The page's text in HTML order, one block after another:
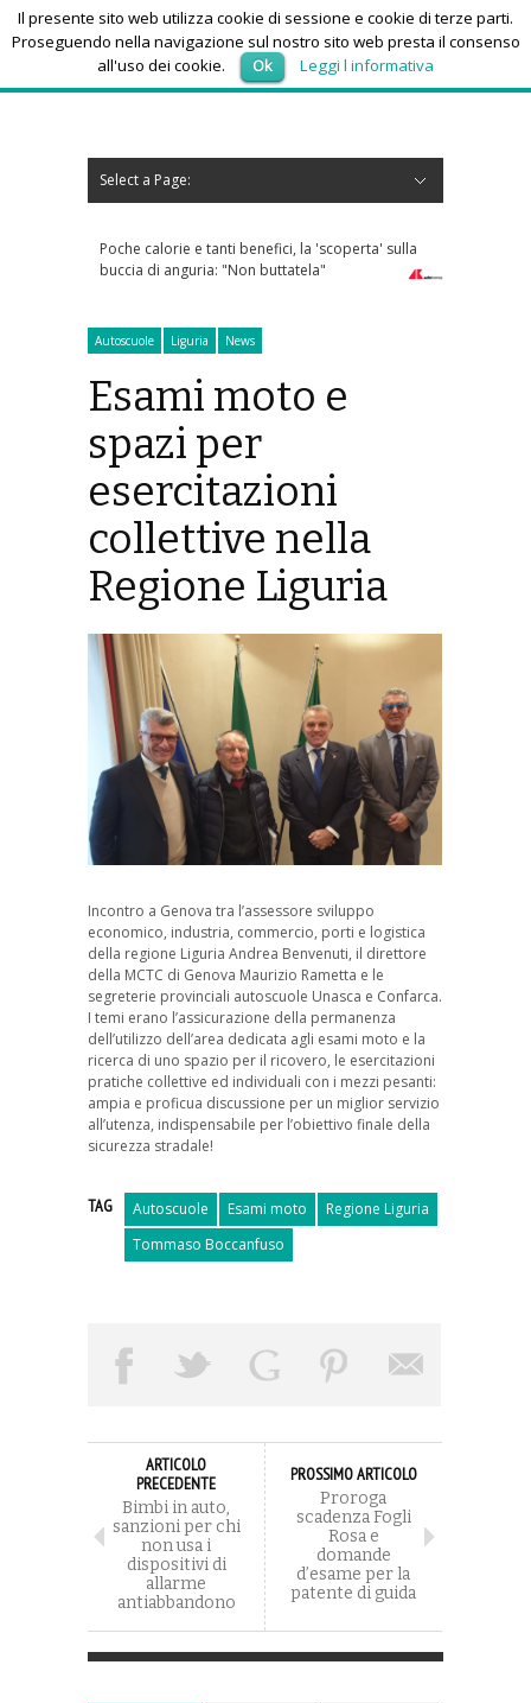
domenica 9, Agosto 2026
Select a Page:
Poche calorie e tanti benefici, la 'scoperta' sulla
buccia di anguria: "Non buttatela"
Caldo africano,
domani 19 città
Autoscuole Liguria News
Esami moto e
spazi per
esercitazioni
collettive nella
Regione Liguria
Incontro a Genova tra l’assessore sviluppo
economico, industria, commercio, porti e logistica
della regione Liguria Andrea Benvenuti, il direttore
della MCTC di Genova Maurizio Rametta e le
segreterie provinciali autoscuole Unasca e Confarca.
I temi erano l’assicurazione della permanenza
dell’utilizzo dell’area dedicata agli esami moto e la
ricerca di uno spazio per il ricovero, le esercitazioni
pratiche collettive ed individuali con i mezzi pesanti:
ampia e proficua discussione per un miglior servizio
all’utenza, indispensabile per l’obiettivo finale della
sicurezza stradale!
TAG Autoscuole Esami moto
Regione Liguria
Tommaso Boccanfuso
ARTICOLO
PRECEDENTE
Bimbi in auto,
sanzioni per chi
non usa i
dispositivi di
allarme
antiabbandono
PROSSIMO ARTICOLO
Proroga
scadenza Fogli
Rosa e
domande
d’esame per la
patente di guida
Il presente sito web utilizza cookie di sessione e cookie di terze parti.
Proseguendo nella navigazione sul nostro sito web presta il consenso
all'uso dei cookie.
Ok Leggi l informativa